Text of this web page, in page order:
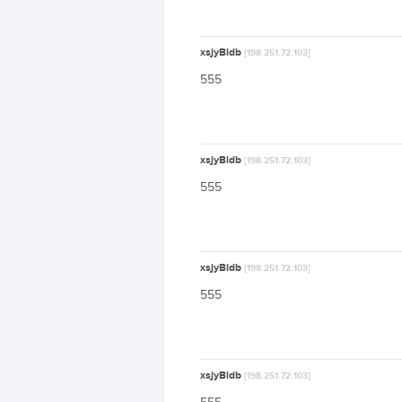
xsjyBldb [198.251.72.103]
555
xsjyBldb [198.251.72.103]
555
xsjyBldb [198.251.72.103]
555
xsjyBldb [198.251.72.103]